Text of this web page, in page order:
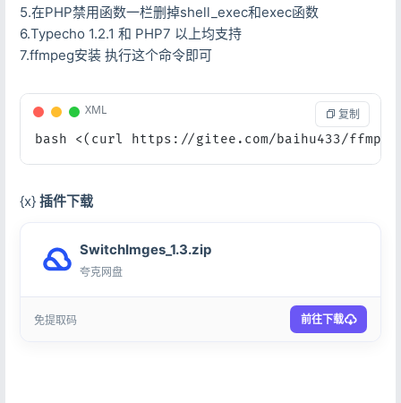
5.在PHP禁用函数一栏删掉shell_exec和exec函数
6.Typecho 1.2.1 和 PHP7 以上均支持
7.ffmpeg安装 执行这个命令即可
bash <(curl https://gitee.com/baihu433/
XML 复制
{x} 插件下载
SwitchImges_1.3.zip
夸克网盘
免提取码 前往下载